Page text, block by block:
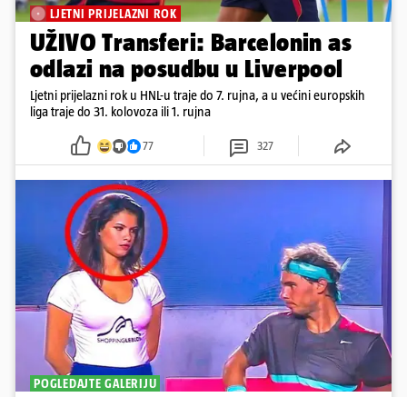
LJETNI PRIJELAZNI ROK
UŽIVO Transferi: Barcelonin as
odlazi na posudbu u Liverpool
Ljetni prijelazni rok u HNL-u traje do 7. rujna, a u većini europskih
liga traje do 31. kolovoza ili 1. rujna
77 327
POGLEDAJTE GALERIJU